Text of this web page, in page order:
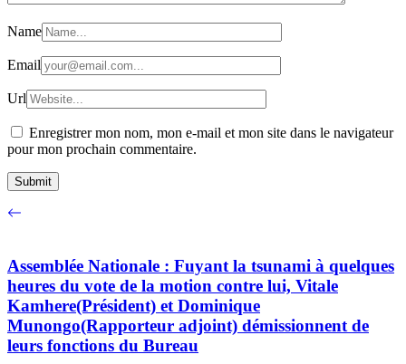
Name
Email
Url
Enregistrer mon nom, mon e-mail et mon site dans le navigateur
pour mon prochain commentaire.
Assemblée Nationale : Fuyant la tsunami à quelques
heures du vote de la motion contre lui, Vitale
Kamhere(Président) et Dominique
Munongo(Rapporteur adjoint) démissionnent de
leurs fonctions du Bureau